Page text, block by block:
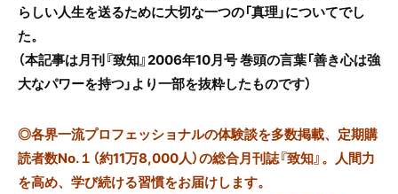
らしい人生を送るために大切な一つの「真理」についてでし
た。
（本記事は月刊『致知』2006年10月号 巻頭の言葉「善き心は強
大なパワーを持つ」より一部を抜粋したものです）
◎各界一流プロフェッショナルの体験談を多数掲載、定期購
読者数No.１（約11万8,000人）の総合月刊誌『致知』。人間力
を高め、学び続ける習慣をお届けします。